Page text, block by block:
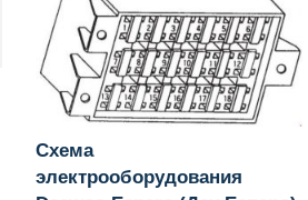
Схема
электрооборудования